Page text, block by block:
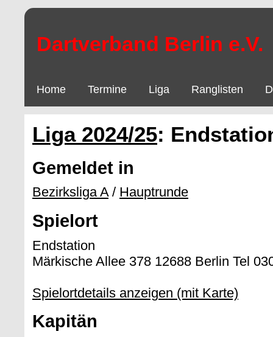
Dartverband Berlin e.V.
Home Termine Liga Ranglisten
Liga 2024/25:
Gemeldet in
Bezirksliga A/ Hauptrunde
Spielort
Endstation
Märkische Allee 378 12688 Berlin Tel
Spielortdetails anzeigen (mit Karte)
Kapitän